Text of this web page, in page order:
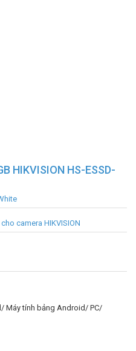
HIKVISION HS-ESSD-
camera HIKVISION
Máy tính bảng Android/ PC/